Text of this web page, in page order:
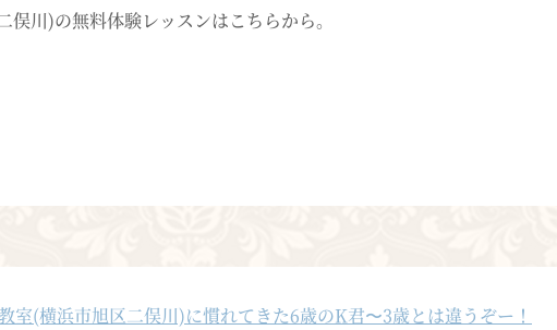
俣川)の無料体験レッスンはこちらから。
室(横浜市旭区二俣川)に慣れてきた6歳のK君〜3歳とは違うぞー！